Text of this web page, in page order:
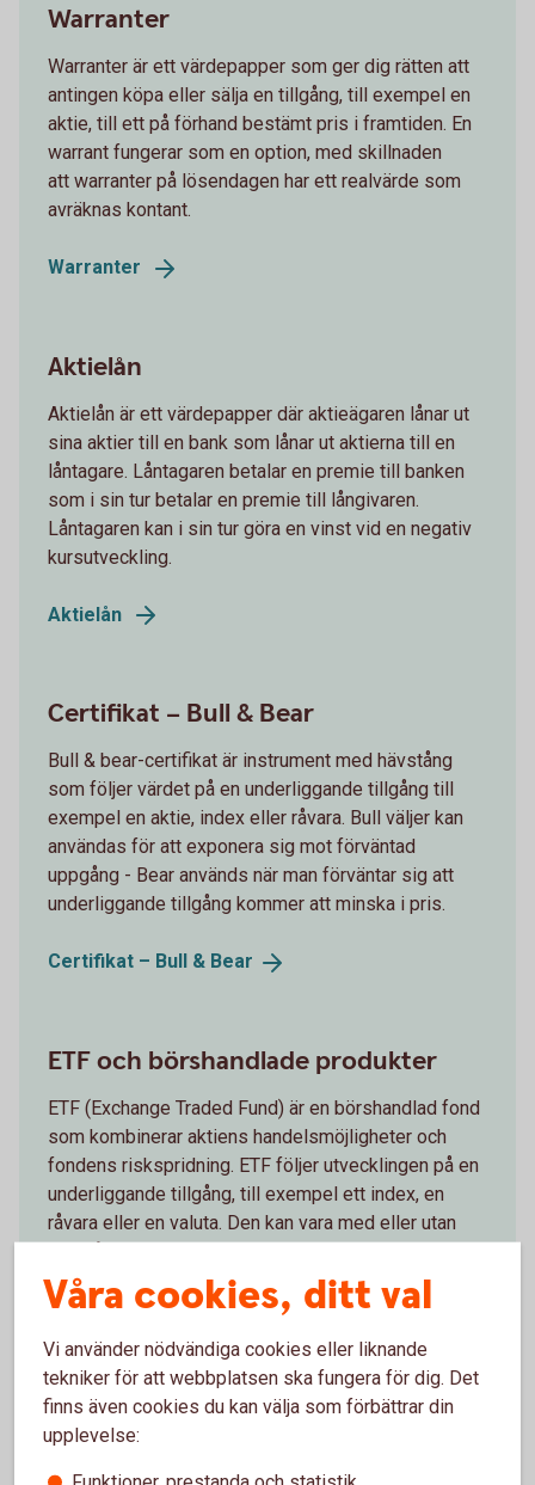
Warranter
Warranter är ett värdepapper som ger dig rätten att
antingen köpa eller sälja en tillgång, till exempel en
aktie, till ett på förhand bestämt pris i framtiden. En
warrant fungerar som en option, med skillnaden
att warranter på lösendagen har ett realvärde som
avräknas kontant.
Warranter
Aktielån
Aktielån är ett värdepapper där aktieägaren lånar ut
sina aktier till en bank som lånar ut aktierna till en
låntagare. Låntagaren betalar en premie till banken
som i sin tur betalar en premie till långivaren.
Låntagaren kan i sin tur göra en vinst vid en negativ
kursutveckling.
Aktielån
Certifikat – Bull & Bear
Bull & bear-certifikat är instrument med hävstång
som följer värdet på en underliggande tillgång till
exempel en aktie, index eller råvara. Bull väljer kan
användas för att exponera sig mot förväntad
uppgång - Bear används när man förväntar sig att
underliggande tillgång kommer att minska i pris.
Certifikat – Bull & Bear
ETF och börshandlade produkter
ETF (Exchange Traded Fund) är en börshandlad fond
som kombinerar aktiens handelsmöjligheter och
fondens riskspridning. ETF följer utvecklingen på en
underliggande tillgång, till exempel ett index, en
råvara eller en valuta. Den kan vara med eller utan
ETF och börshandladeprodukter
Obligationer och ränteplaceringar
Våra cookies, ditt val
Vi använder nödvändiga cookies eller liknande
tekniker för att webbplatsen ska fungera för dig. Det
finns även cookies du kan välja som förbättrar din
upplevelse: